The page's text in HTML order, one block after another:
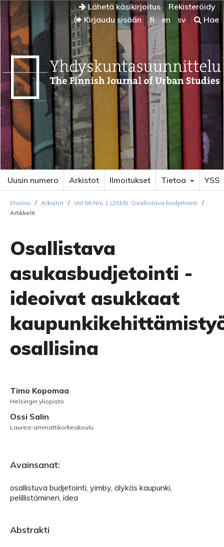
Lähetä käsikirjoitus
Rekisteröidy
Kirjaudu sisään
fi en sv Hae
Uusin numero Arkistot Ilmoitukset Tietoa YSS
Etusivu / Arkistot / Vol 56 Nro 1 (2018): Osallistava budjetointi
/
Artikkelit
Osallistava
asukasbudjetointi -
ideoivat asukkaat
osallisina
Timo Kopomaa
Helsingin yliopisto
Ossi Salin
Laurea-ammattikorkeakoulu
Avainsanat:
osallistuva budjetointi, yimby, älykäs kaupunki,
pelillistäminen, idea
Abstrakti